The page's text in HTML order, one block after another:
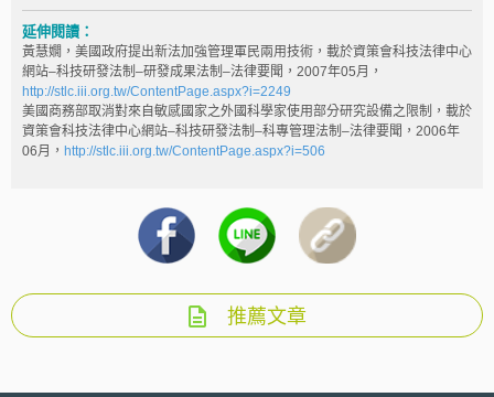
延伸閱讀：
黃慧嫺，美國政府提出新法加強管理軍民兩用技術，載於資策會科技法律中心
網站–科技研發法制–研發成果法制–法律要聞，2007年05月，
http://stlc.iii.org.tw/ContentPage.aspx?i=2249
美國商務部取消對來自敏感國家之外國科學家使用部分研究設備之限制，載於
資策會科技法律中心網站–科技研發法制–科專管理法制–法律要聞，2006年
06月， http://stlc.iii.org.tw/ContentPage.aspx?i=506
推薦文章